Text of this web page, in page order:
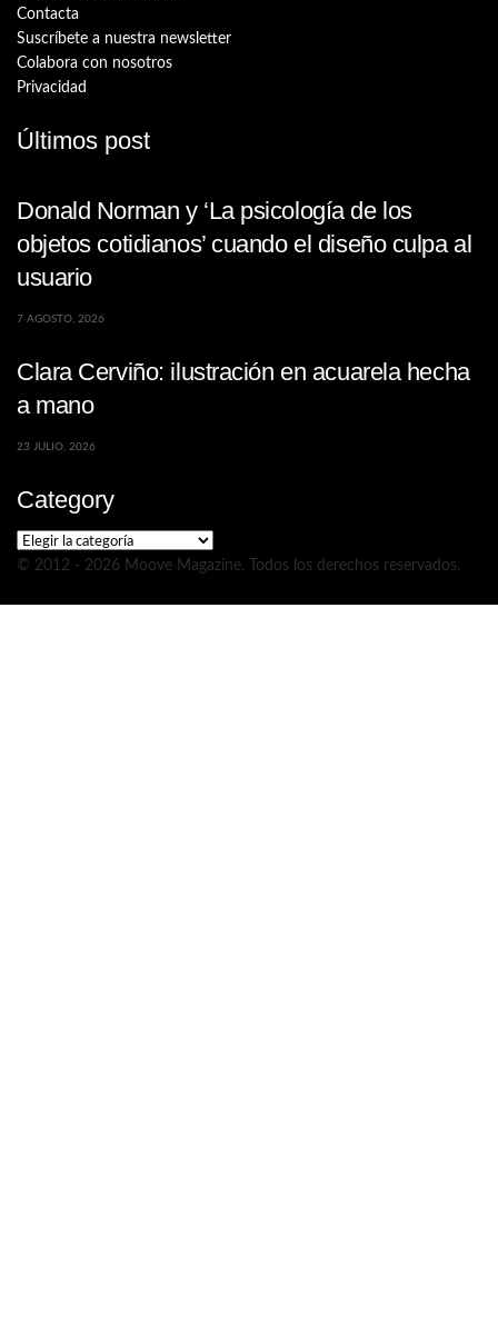
Contacta
Suscríbete a nuestra newsletter
Colabora con nosotros
Privacidad
Últimos post
Donald Norman y ‘La psicología de los
objetos cotidianos’ cuando el diseño culpa al
usuario
7 AGOSTO, 2026
Clara Cerviño: ilustración en acuarela hecha
a mano
23 JULIO, 2026
Category
Category
© 2012 - 2026 Moove Magazine. Todos los derechos reservados.